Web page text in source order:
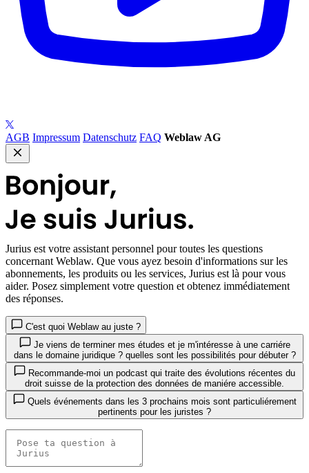
AGB Impressum Datenschutz FAQ Weblaw AG
Jurius est votre assistant personnel pour toutes les questions
concernant Weblaw. Que vous ayez besoin d'informations sur les
abonnements, les produits ou les services, Jurius est là pour vous
aider. Posez simplement votre question et obtenez immédiatement
des réponses.
C'est quoi Weblaw au juste ?
Je viens de terminer mes études et je m'intéresse à une carriére
dans le domaine juridique ? quelles sont les possibilités pour débuter ?
droit suisse de la protection des données de maniére accessible.
Quels événements dans les 3 prochains mois sont particuliérement
pertinents pour les juristes ?